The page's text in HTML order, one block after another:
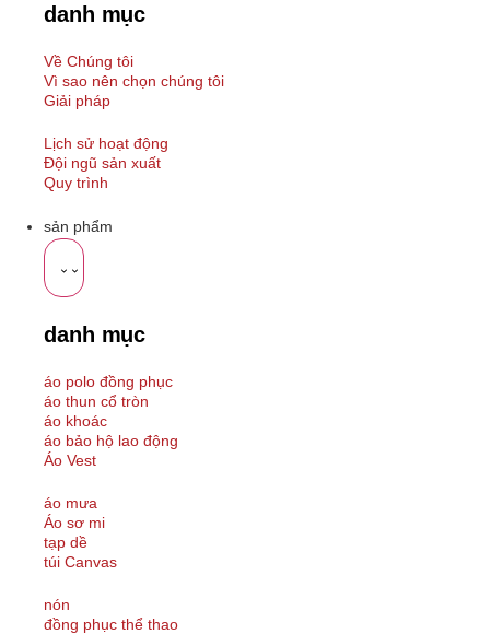
danh mục
Về Chúng tôi
Vì sao nên chọn chúng tôi
Giải pháp
Lịch sử hoạt động
Đội ngũ sản xuất
Quy trình
sản phẩm
danh mục
áo polo đồng phục
áo thun cổ tròn
áo khoác
áo bảo hộ lao động
Áo Vest
áo mưa
Áo sơ mi
tạp dề
túi Canvas
nón
đồng phục thể thao